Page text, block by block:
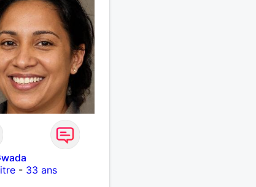
- 33 ans